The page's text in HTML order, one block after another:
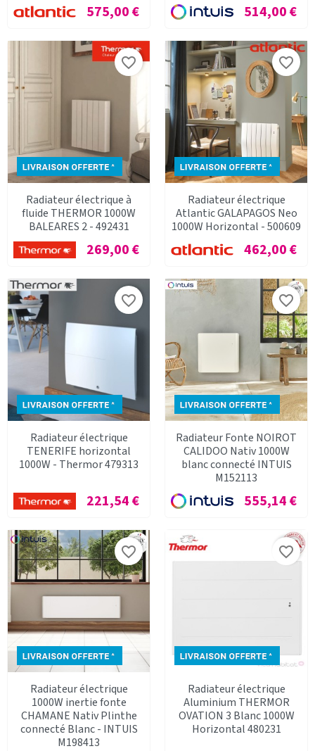
Prix
575,00 € Prix
514,00 €
Radiateur électrique à
fluide THERMOR 1000W
BALEARES 2 - 492431
Prix
269,00 €
favorite_border
Radiateur électrique
Atlantic GALAPAGOS Neo
1000W Horizontal - 500609
Prix
462,00 €
favorite_border
Radiateur électrique
TENERIFE horizontal
1000W - Thermor 479313
Prix
221,54 €
favorite_border
Radiateur Fonte NOIROT
CALIDOO Nativ 1000W
blanc connecté INTUIS
M152113
Prix
555,14 €
favorite_border
Radiateur électrique
1000W inertie fonte
CHAMANE Nativ Plinthe
connecté Blanc - INTUIS
M198413
favorite_border
Radiateur électrique
Aluminium THERMOR
OVATION 3 Blanc 1000W
Horizontal 480231
favorite_border